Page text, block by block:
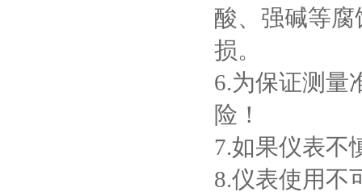
酸、强碱等
损。
6.为保证测量
险！
7.如果仪表不
8.仪表使用不